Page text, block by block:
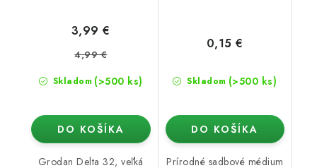
Skladom (>500 ks)
3,99 €
4,99 €
DO KOŠÍKA
Grodan Delta 32, veľká
Skladom (>500 ks)
0,15 €
DO KOŠÍKA
Prírodné sadbové médium